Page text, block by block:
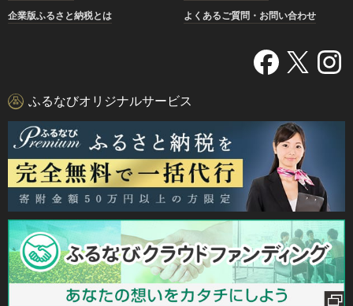
企業版ふるさと納税とは
よくあるご質問・お問い合わせ
ふるなびオリジナルサービス